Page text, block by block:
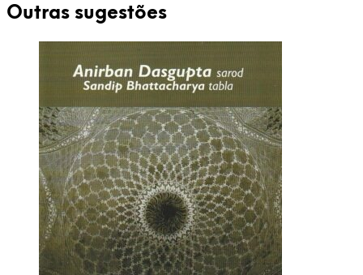
Outras sugestões